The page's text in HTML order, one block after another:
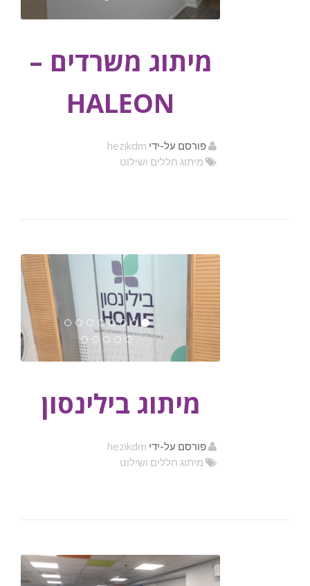
מיתוג משרדים –
HALEON
פורסם על-ידי hezikdm
מיתוג חללים ושילוט
מיתוג בילינסון
פורסם על-ידי hezikdm
מיתוג חללים ושילוט